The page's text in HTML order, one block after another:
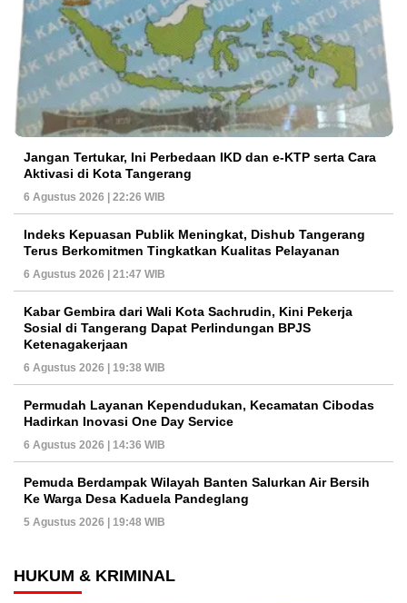
Jangan Tertukar, Ini Perbedaan IKD dan e-KTP serta Cara
Aktivasi di Kota Tangerang
6 Agustus 2026 | 22:26 WIB
Indeks Kepuasan Publik Meningkat, Dishub Tangerang
Terus Berkomitmen Tingkatkan Kualitas Pelayanan
6 Agustus 2026 | 21:47 WIB
Kabar Gembira dari Wali Kota Sachrudin, Kini Pekerja
Sosial di Tangerang Dapat Perlindungan BPJS
Ketenagakerjaan
6 Agustus 2026 | 19:38 WIB
Permudah Layanan Kependudukan, Kecamatan Cibodas
Hadirkan Inovasi One Day Service
6 Agustus 2026 | 14:36 WIB
Pemuda Berdampak Wilayah Banten Salurkan Air Bersih
Ke Warga Desa Kaduela Pandeglang
5 Agustus 2026 | 19:48 WIB
HUKUM & KRIMINAL